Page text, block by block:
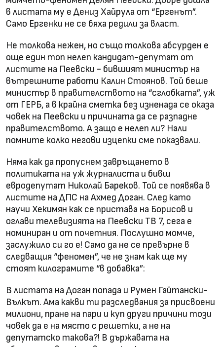
в листата му е Дениз Хайрула от “Ергенът”.
Само Ергенки не се бяха редили за власт.
Не толкова нежен, но също толкова абсурден е
още един топ нелеп кандидат-депутат от
листите на Пеевски - бившият министър на
вътрешните работи Калин Стоянов. Той беше
министър в правителството на “сглобката”, уж
от ГЕРБ, а в крайна сметка без изненада се оказа
човек на Пеевски и причината да се разпадне
правителството. А защо е нелеп ли? Нали
помните колко негови изцепки сме показвали.
Няма как да пропуснем завръщането в
политиката на уж журналиста и бивш
евродепутат Николай Бареков. Той се появява в
листите на ДПС на Ахмед Доган. След като
научи Хекимян как се пристава на Борисов и
оглави телевизията на Пеевски ТВ 7, сега е
номиниран и от почетния. Послушно момче,
заслужило си го е! Само да не се превърне в
следващия “феномен”, че не знам как ще му
стоят килограмите “в добавка”:
В листата на Доган попада и Румен Гайтански-
Вълкът. Ама какви ти разследвания за присвоени
милиони, пране на пари и куп други причини този
човек да е на място с решетки, а не на
депутатско такова?! В държавата на